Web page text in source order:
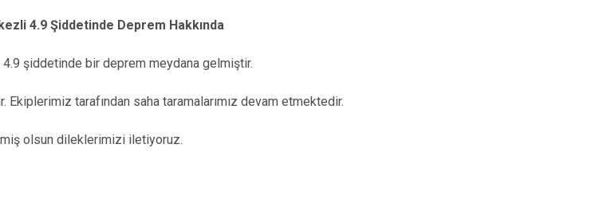
4.9 Şiddetinde Deprem Hakkında
şiddetinde bir deprem meydana gelmiştir.
tarafından saha taramalarımız devam etmektedir.
olsun dileklerimizi iletiyoruz.